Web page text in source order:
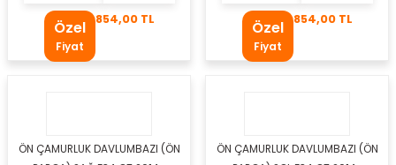
Özel
Fiyat
854,00 TL Özel
Fiyat
854,00 TL
ÖN ÇAMURLUK DAVLUMBAZI (ÖN
ÖN ÇAMURLUK DAVLUMBAZI (ÖN